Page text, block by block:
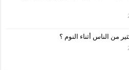
من الناس أثناء النوم ؟